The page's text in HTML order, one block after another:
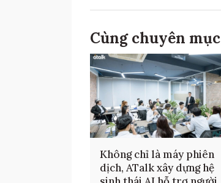
Cùng chuyên mục
Không chỉ là máy phiên
dịch, ATalk xây dựng hệ